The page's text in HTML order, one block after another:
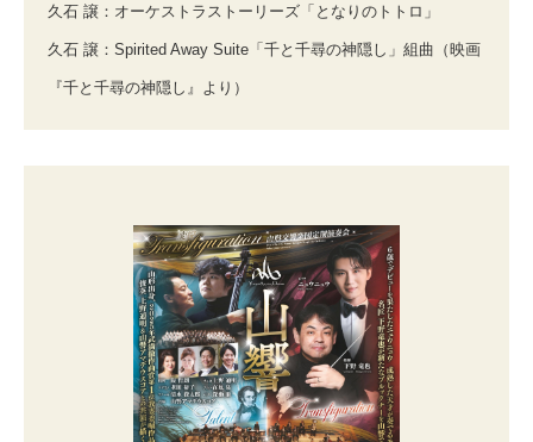
久石 譲：オーケストラストーリーズ「となりのトトロ」
久石 譲：Spirited Away Suite「千と千尋の神隠し」組曲（映画
『千と千尋の神隠し』より）